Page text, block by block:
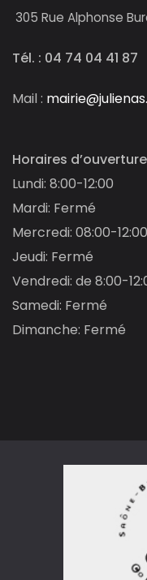
305 Rue Alphonse
Tél. : 04 74 04 41 87
Mail :
Horaires d’ouverture
Lundi: 8:00-12:00
Mardi: Fermé
Mercredi: 08:00-
Jeudi: Fermé
Vendredi: de 8:00-
Samedi: Fermé
Dimanche: Fermé